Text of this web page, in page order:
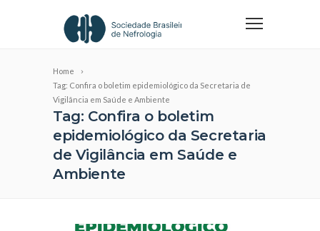
Home
Tag: Confira o boletim epidemiológico da Secretaria de
Vigilância em Saúde e Ambiente
Tag: Confira o boletim
epidemiológico da Secretaria
de Vigilância em Saúde e
Ambiente